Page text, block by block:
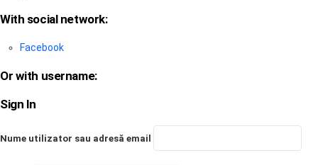
With social network:
Facebook
Or with username:
Sign In
Nume utilizator sau adresă email